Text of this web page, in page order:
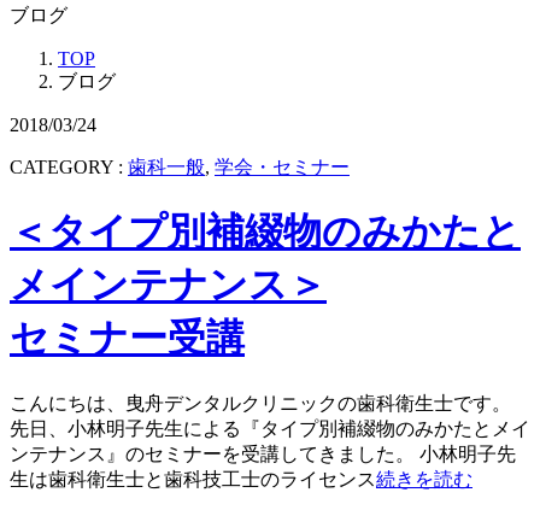
ブログ
TOP
ブログ
2018/03/24
CATEGORY : 歯科一般, 学会・セミナー
＜タイプ別補綴物のみかたと
メインテナンス＞
セミナー受講
こんにちは、曳舟デンタルクリニックの歯科衛生士です。
先日、小林明子先生による『タイプ別補綴物のみかたとメイ
ンテナンス』のセミナーを受講してきました。 小林明子先
生は歯科衛生士と歯科技工士のライセンス続きを読む